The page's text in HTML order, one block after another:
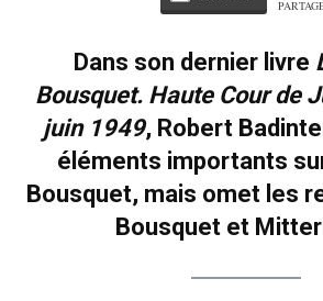
Dans son dernier livre
Bousquet. Haute Cour de
juin 1949, Robert
éléments importants
Bousquet, mais omet les
Bousquet et